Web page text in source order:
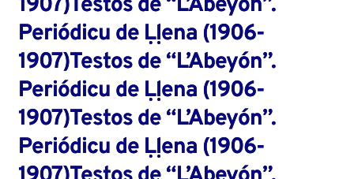
Periódicu de Ḷḷena (1906-
1907)Testos de “L’Abeyón”.
Periódicu de Ḷḷena (1906-
1907)Testos de “L’Abeyón”.
Periódicu de Ḷḷena (1906-